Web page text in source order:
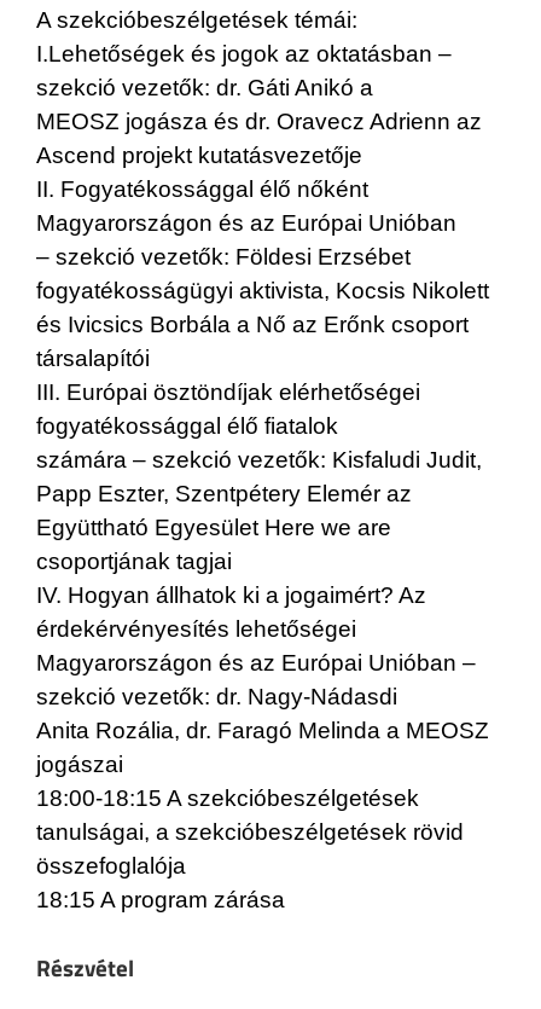
A szekcióbeszélgetések témái:
I.Lehetőségek és jogok az oktatásban –
szekció vezetők: dr. Gáti Anikó a
MEOSZ jogásza és dr. Oravecz Adrienn az
Ascend projekt kutatásvezetője
II. Fogyatékossággal élő nőként
Magyarországon és az Európai Unióban
– szekció vezetők: Földesi Erzsébet
fogyatékosságügyi aktivista, Kocsis Nikolett
és Ivicsics Borbála a Nő az Erőnk csoport
társalapítói
III. Európai ösztöndíjak elérhetőségei
fogyatékossággal élő fiatalok
számára – szekció vezetők: Kisfaludi Judit,
Papp Eszter, Szentpétery Elemér az
Együttható Egyesület Here we are
csoportjának tagjai
IV. Hogyan állhatok ki a jogaimért? Az
érdekérvényesítés lehetőségei
Magyarországon és az Európai Unióban –
szekció vezetők: dr. Nagy-Nádasdi
Anita Rozália, dr. Faragó Melinda a MEOSZ
jogászai
18:00-18:15 A szekcióbeszélgetések
tanulságai, a szekcióbeszélgetések rövid
összefoglalója
18:15 A program zárása
Részvétel